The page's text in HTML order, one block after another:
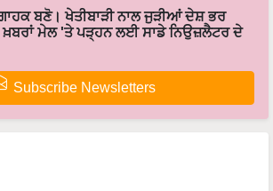
ਬਣੋ। ਖੇਤੀਬਾੜੀ ਨਾਲ ਜੁੜੀਆਂ ਦੇਸ਼ ਭਰ
ਖ਼ਬਰਾਂ ਮੇਲ 'ਤੇ ਪੜ੍ਹਨ ਲਈ ਸਾਡੇ ਨਿਉਜ਼ਲੈਟਰ ਦੇ
Subscribe Newsletters